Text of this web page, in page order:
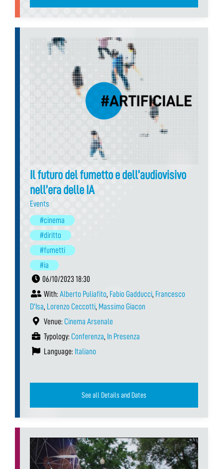
Il futuro del fumetto e dell’audiovisivo
nell’era delle IA
Events
#cinema
#diritto
#fumetti
#ia
06/10/2023 18:30
With: Alberto Puliafito, Fabio Gadducci, Francesco
D'Isa, Lorenzo Ceccotti, Massimo Giacon
Venue: Cinema Arsenale
Typology: Conferenza, In Presenza
Language: Italiano
See all Details and Dates